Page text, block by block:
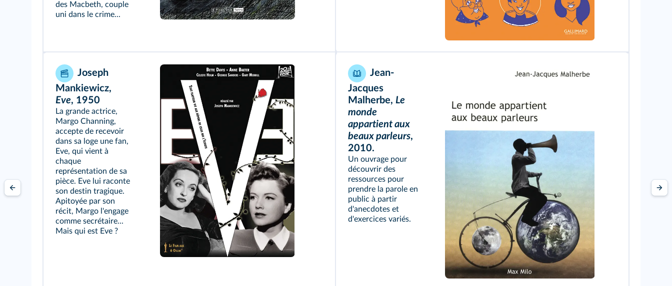
des Macbeth, couple
uni dans le crime...
Joseph
Mankiewicz,
Eve, 1950
La grande actrice,
Margo Channing,
accepte de recevoir
dans sa loge une fan,
Eve, qui vient à
chaque
représentation de sa
pièce. Eve lui raconte
son destin tragique.
Apitoyée par son
récit, Margo l'engage
comme secrétaire...
Mais qui est Eve ?
Jean-
Jacques
Malherbe, Le
monde
appartient aux
beaux parleurs,
2010.
Un ouvrage pour
découvrir des
ressources pour
prendre la parole en
public à partir
d'anecdotes et
d'exercices variés.